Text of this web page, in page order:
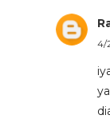
4/